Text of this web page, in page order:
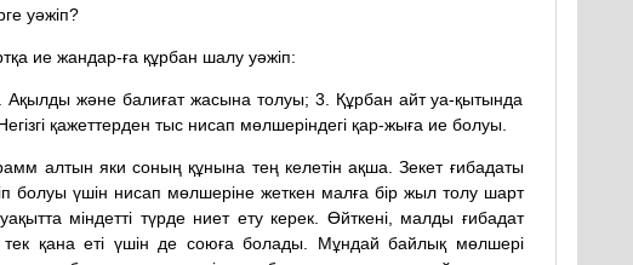
уәжіп?
ие жандар-ға құрбан шалу уәжіп:
және балиғат жасына толуы; 3. Құрбан айт уа-қытында
қажеттерден тыс нисап мөлшеріндегі қар-жыға ие болуы.
алтын яки соның құнына тең келетін ақша. Зекет ғибадаты
болуы үшін нисап мөлшеріне жеткен малға бір жыл толу шарт
міндетті түрде ниет ету керек. Өйткені, малды ғибадат
тек қана еті үшін де союға болады. Мұндай байлық мөлшері